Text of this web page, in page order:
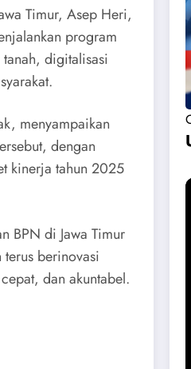
Timur, Asep Heri,
program
digitalisasi
menyampaikan
dengan
kinerja tahun 2025
BPN di Jawa Timur
berinovasi
dan akuntabel.